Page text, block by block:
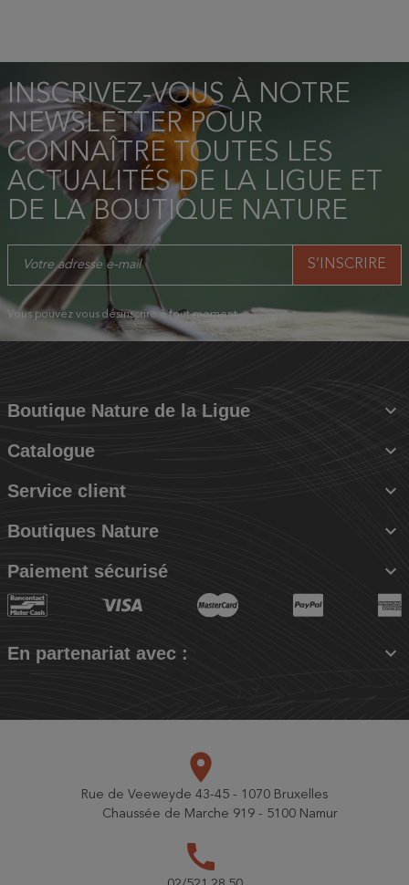
INSCRIVEZ-VOUS À NOTRE
NEWSLETTER POUR
CONNAÎTRE TOUTES LES
ACTUALITÉS DE LA LIGUE ET
DE LA BOUTIQUE NATURE
Vous pouvez vous désinscrire à tout moment.
Boutique Nature de la Ligue 
Catalogue 
Service client 
Boutiques Nature 
Paiement sécurisé 
En partenariat avec : 
place
Rue de Veeweyde 43-45 - 1070 Bruxelles
Chaussée de Marche 919 - 5100 Namur
call